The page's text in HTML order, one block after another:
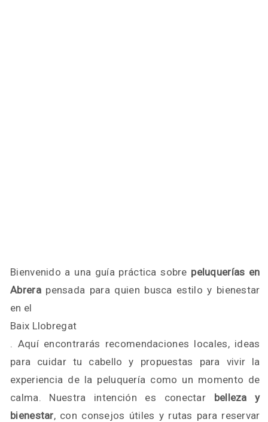
Bienvenido a una guía práctica sobre peluquerías en
Abrerapensada para quien busca estilo y bienestar
en el
Baix Llobregat
. Aquí encontrarás recomendaciones locales, ideas
para cuidar tu cabello y propuestas para vivir la
experiencia de la peluquería como un momento de
calma. Nuestra intención es conectar belleza y
bienestar, con consejos útiles y rutas para reservar